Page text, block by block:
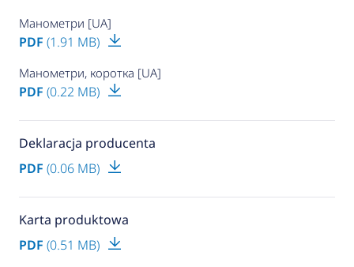
Манометри [UA]
PDF (1.91 MB)
Манометри, коротка [UA]
PDF (0.22 MB)
Deklaracja producenta
PDF (0.06 MB)
Karta produktowa
PDF (0.51 MB)